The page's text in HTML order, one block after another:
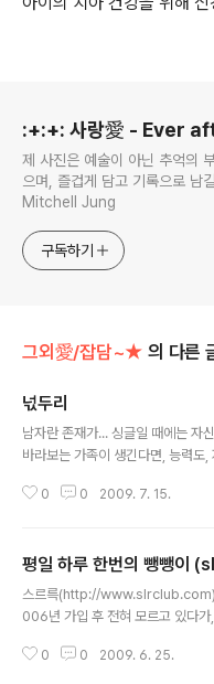
:+:+: 사랑愛 - Ever
제 사진은 예술이 아닌 추억의 부분입니다.
으며, 즐겁게 담고 기록으로 남길뿐입니
Mitchell Jung
구독하기
그외愛/잡담~★ 의 다른
넋두리
남자란 존재가... 싱글일 때에는 자
바라보는 가족이 생긴다면, 능력도
생각했는데, 내게 다가오는 삶의 무
지...... 끊었던 담배가 생각나기도
도 한다. 물질적인 것들과... 심적
하루하루 이거늘... 이런 것들로 속
0 0 2009. 7. 15.
평일 하루 한번의 뺑뺑이
스르륵(http://www.slrclub.com)
006년 가입 후 전혀 모르고 있다
리는데... 이녀석 은근히.. 포인트가
0 0 2009. 6. 25.